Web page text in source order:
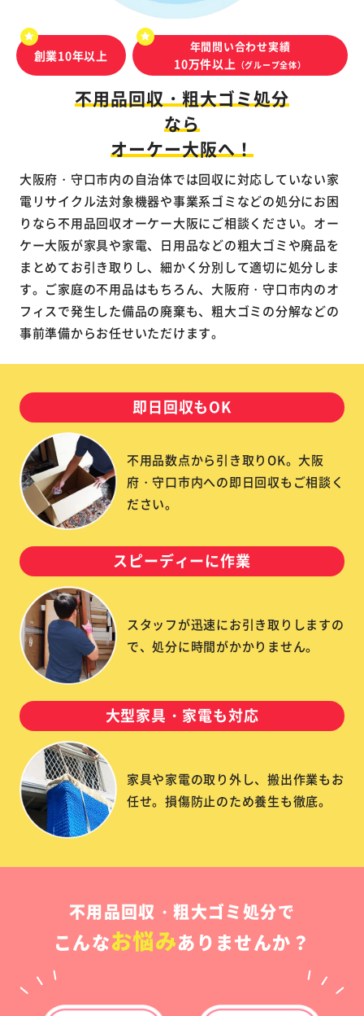
創業10年以上
年間問い合わせ実績
10万件以上 （グループ全体）
不用品回収・粗大ゴミ処分
なら
オーケー大阪へ！
大阪府・守口市内の自治体では回収に対応していない家
電リサイクル法対象機器や事業系ゴミなどの処分にお困
りなら不用品回収オーケー大阪にご相談ください。オー
ケー大阪が家具や家電、日用品などの粗大ゴミや廃品を
まとめてお引き取りし、細かく分別して適切に処分しま
す。ご家庭の不用品はもちろん、大阪府・守口市内のオ
フィスで発生した備品の廃棄も、粗大ゴミの分解などの
事前準備からお任せいただけます。
即日回収もOK
不用品数点から引き取りOK。大阪
府・守口市内への即日回収もご相談く
ださい。
スピーディーに作業
スタッフが迅速にお引き取りしますの
で、処分に時間がかかりません。
大型家具・家電も対応
家具や家電の取り外し、搬出作業もお
任せ。損傷防止のため養生も徹底。
不用品回収・粗大ゴミ処分で
こんなお悩みありませんか？